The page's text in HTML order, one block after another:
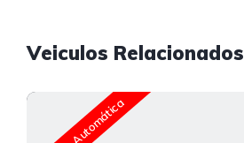
Veiculos Relacionados